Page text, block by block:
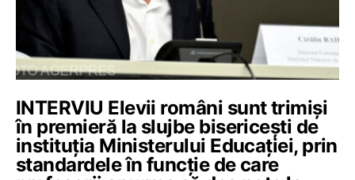
INTERVIU Elevii români sunt trimiși
în premieră la slujbe bisericești de
instituția Ministerului Educației, prin
standardele în funcție de care